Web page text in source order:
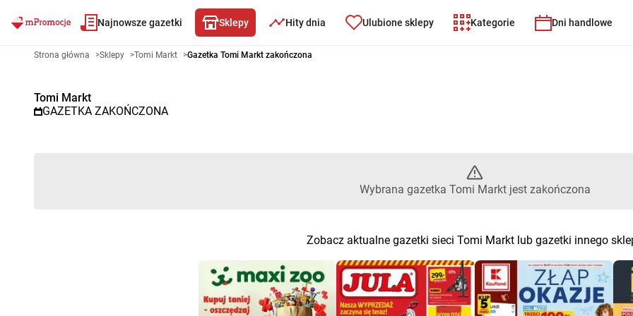
Najnowsze gazetki Sklepy Hity dnia Ulubione sklepy Kategorie Dni handlowe
Gazetka promocyjna Tomi Markt – Wybrana gazetka Tomi
Strona główna >Sklepy >Tomi Markt >Gazetka Tomi Markt zakończona
Tomi Markt
GAZETKA ZAKOŃCZONA
Wybrana gazetka Tomi Markt jest zakończona
Zobacz aktualne gazetki sieci Tomi Markt lub gazetki innego